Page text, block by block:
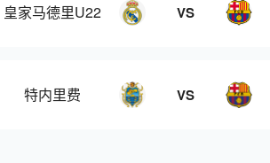
皇家马德里U22 VS
特内里费 VS